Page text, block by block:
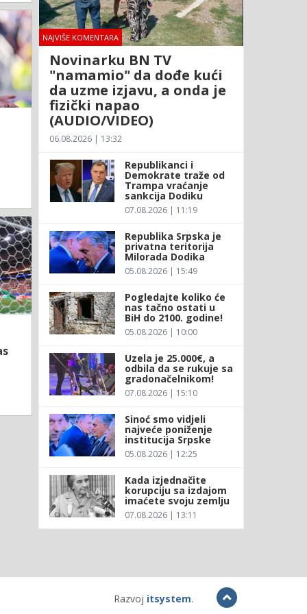
NAJVIŠE KOMENTARA
Novinarku BN TV
"namamio" da dođe kući
da uzme izjavu, a onda je
fizički napao
(AUDIO/VIDEO)
06.08.2026 | 13:32
Republikanci i
Demokrate traže od
Trampa vraćanje
sankcija Dodiku
07.08.2026 | 11:19
Republika Srpska je
privatna teritorija
Milorada Dodika
05.08.2026 | 15:49
Pogledajte koliko će
nas tačno ostati u
BiH do 2100. godine!
05.08.2026 | 10:00
Uzela je 25.000€, a
odbila da se rukuje sa
gradonačelnikom!
07.08.2026 | 15:10
Sinoć smo vidjeli
najveće poniženje
institucija Srpske
05.08.2026 | 12:25
Kada izjednačite
korupciju sa izdajom
imaćete svoju zemlju
07.08.2026 | 13:11
Razvoj itsystem.